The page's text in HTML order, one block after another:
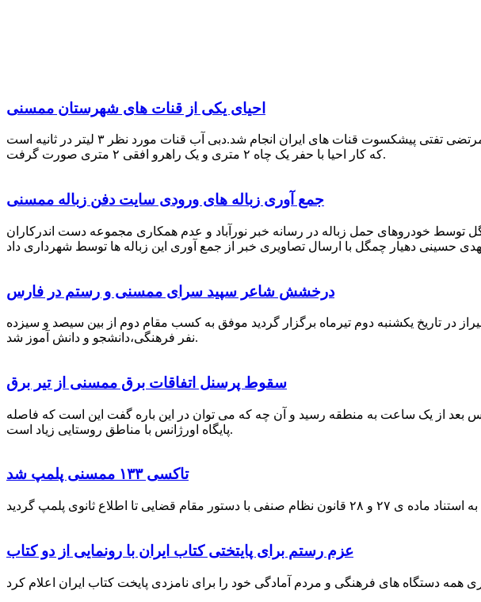
احیای یکی از قنات های شهرستان ممسنی
احیای این قنات به گفته علیرضا ظهیر امامی رئیس کانون کارآفرینی فارس با بهره گیری از دانش و تجربه دکتر مرتضی تفتی پیشکسوت قنات های ایران انجام شد.دبی آب قنات مورد نظر ۳ لیتر در ثانیه است
که کار احیا با حفر یک چاه ۲ متری و یک راهرو افقی ۲ متری صورت گرفت.
جمع آوری زباله های ورودی سایت دفن زباله ممسنی
توسط خودروهای حمل زباله در رسانه خبر نورآباد و عدم همکاری مجموعه دست اندرکاران
درخشش شاعر سپید سرای ممسنی و رستم در فارس
در تاریخ یکشنبه دوم تیرماه برگزار گردید موفق به کسب مقام دوم از بین سیصد و سیزده
نفر فرهنگی،دانشجو و دانش آموز شد.
سقوط پرسنل اتفاقات برق ممسنی از تیر برق
بعد از یک ساعت به منطقه رسید و آن چه که می توان در این باره گفت این است که فاصله
پایگاه اورژانس با مناطق روستایی زیاد است.
تاکسی ۱۳۳ ممسنی پلمپ شد
عزم رستم برای پایتختی کتاب ایران با رونمایی از دو کتاب